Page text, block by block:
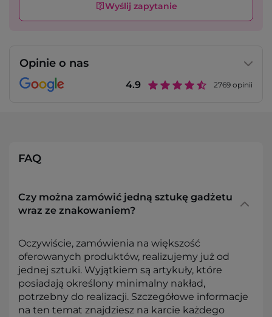
Wyślij zapytanie
Opinie o nas
4.9 2769 opinii
FAQ
Czy można zamówić jedną sztukę gadżetu
wraz ze znakowaniem?
Oczywiście, zamówienia na większość
oferowanych produktów, realizujemy już od
jednej sztuki. Wyjątkiem są artykuły, które
posiadają określony minimalny nakład,
potrzebny do realizacji. Szczegółowe informacje
na ten temat znajdziesz na karcie każdego